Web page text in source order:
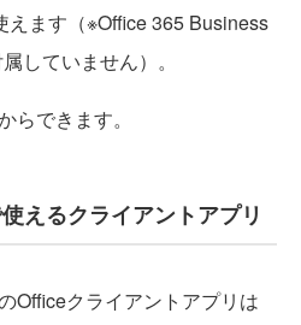
ます（※Office 365 Business
していません）。
らできます。
えるクライアントアプリ
Officeクライアントアプリは